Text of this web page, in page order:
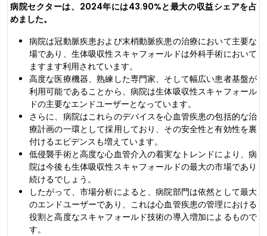
病院セクターは、2024年には43.90%と最大の収益シェアを占
めました。
病院は冠動脈疾患および末梢動脈疾患の治療において主要な
場であり、生体吸収性スキャフォールドは外科手術において
ますます利用されています。
高度な医療機器、熟練した専門家、そして幅広い患者基盤が
利用可能であることから、病院は生体吸収性スキャフォール
ドの主要なエンドユーザーとなっています。
さらに、病院はこれらのデバイスを心血管疾患の包括的な治
療計画の一環として採用しており、その安全性と有効性を裏
付けるエビデンスも増えています。
低侵襲手術と高度な心血管介入の着実なトレンドにより、病
院は今後も生体吸収性スキャフォールドの最大の市場であり
続けるでしょう。
したがって、市場分析によると、病院部門は依然として最大
のエンドユーザーであり、これは心血管疾患の管理における
役割と高度なスキャフォールド技術の導入増加によるもので
す。